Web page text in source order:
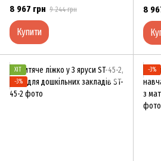
8 967 грн 9 244 грн
Купити
45-1
8
ХІТ
−3%
−3%